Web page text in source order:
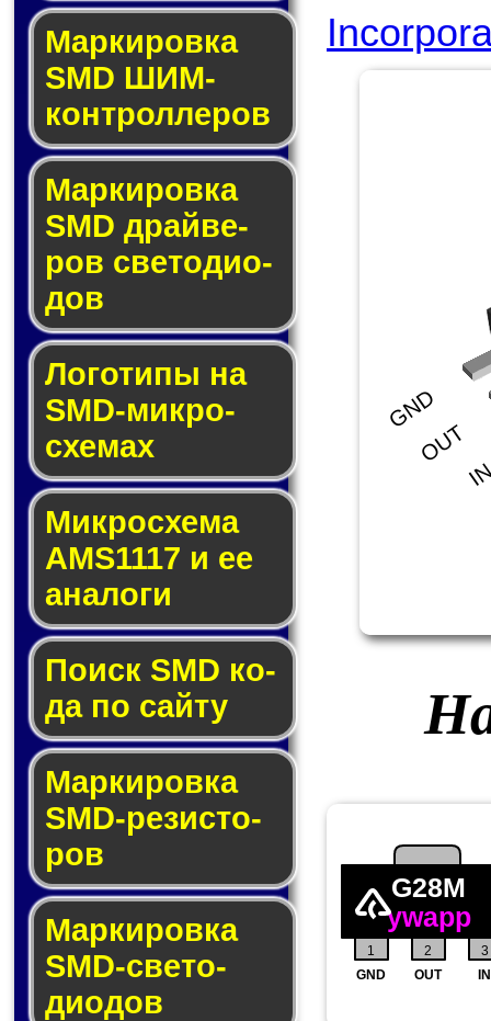
Маркировка
SMD ШИМ-
кон­трол­ле­ров
Маркировка
SMD драй­ве­
ров све­то­ди­о­
дов
Логотипы на
SMD-мик­ро­
схе­мах
Микросхема
AMS1117 и ее
ана­ло­ги
Поиск SMD ко­
да по сай­ту
Маркировка
SMD-ре­зис­то­
ров
Маркировка
SMD-све­то­
дио­дов
GND
OUT
1 2
3
GND
OUT IN
G28M
ywapp